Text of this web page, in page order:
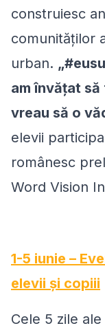
construiesc
comunităților
urban. „
am învățat
vreau să o
elevii
românesc
Word Vision
1-5 iunie –
elevii și copiii
Cele 5 zile